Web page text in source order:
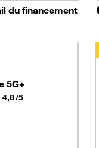
du financement
sélectionnables
5G+
Note
4,8/5